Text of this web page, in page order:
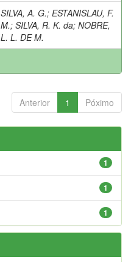
SILVA, A. G.; ESTANISLAU, F.
M.; SILVA, R. K. da; NOBRE,
L. L. DE M.
Anterior 1 Póximo
1
1
1